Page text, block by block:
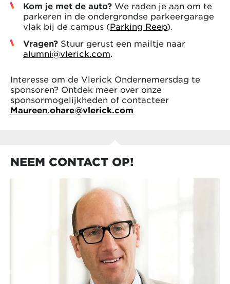
Kom je met de auto? We raden je aan om te
parkeren in de ondergrondse parkeergarage
vlak bij de campus (Parking Reep).
Vragen? Stuur gerust een mailtje naar
alumni@vlerick.com.
Interesse om de Vlerick Ondernemersdag te
sponsoren? Ontdek meer over onze
sponsormogelijkheden of contacteer
Maureen.ohare@vlerick.com
NEEM CONTACT OP!